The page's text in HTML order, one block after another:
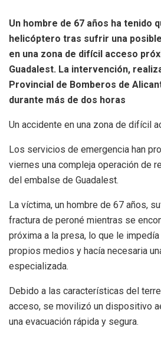
Un hombre de 67 años ha tenido
helicóptero tras sufrir una
en una zona de difícil acceso
Guadalest. La intervención,
Provincial de Bomberos de
durante más de dos horas
Un accidente en una zona de difícil
Los servicios de emergencia han
viernes una compleja operación de
del embalse de Guadalest.
La víctima, un hombre de 67 años,
fractura de peroné mientras se
próxima a la presa, lo que le
propios medios y hacía necesaria
especializada.
Debido a las características del
acceso, se movilizó un dispositivo
una evacuación rápida y segura.